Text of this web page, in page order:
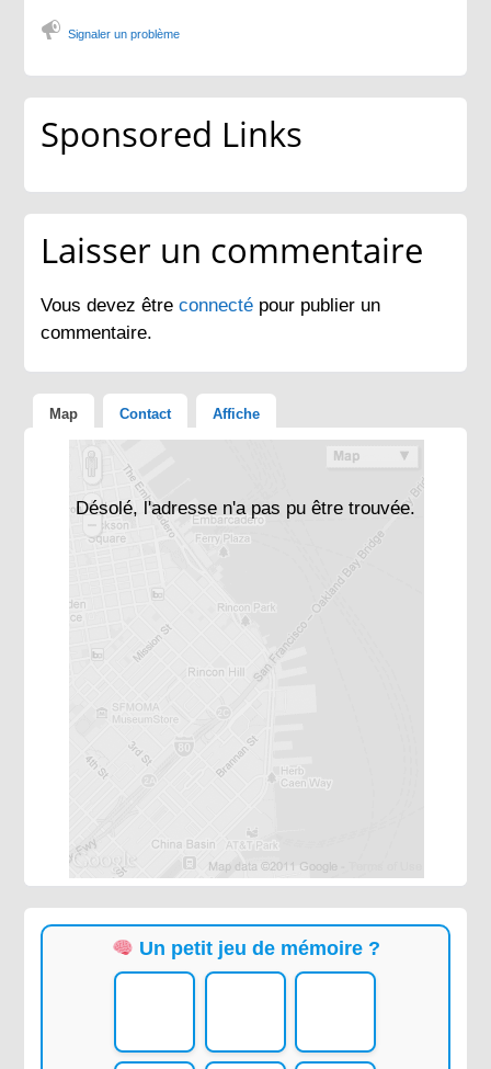
Signaler un problème
Sponsored Links
Laisser un commentaire
Vous devez êtreconnecté pour publier un
commentaire.
Map Contact Affiche
Désolé, l'adresse n'a pas pu être trouvée.
Un petit jeu de mémoire ?